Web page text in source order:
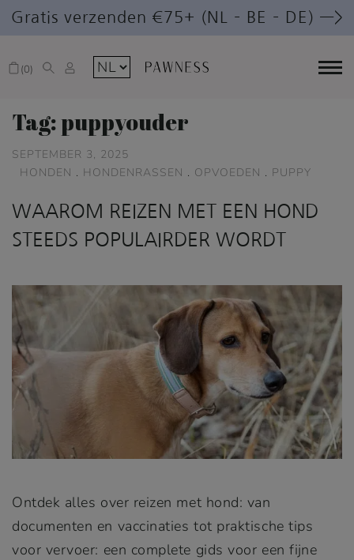
Gratis verzenden €75+ (NL – BE – DE) —>
0
Tag:puppyouder
SEPTEMBER 3, 2025
HONDEN . HONDENRASSEN . OPVOEDEN . PUPPY
WAAROM REIZEN MET EEN HOND
STEEDS POPULAIRDER WORDT
Ontdek alles over reizen met hond: van
documenten en vaccinaties tot praktische tips
voor vervoer: een complete gids voor een fijne